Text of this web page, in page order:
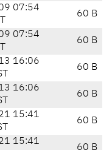
07:54
60 B
07:54
60 B
16:06
60 B
16:06
60 B
15:41
60 B
15:41
60 B